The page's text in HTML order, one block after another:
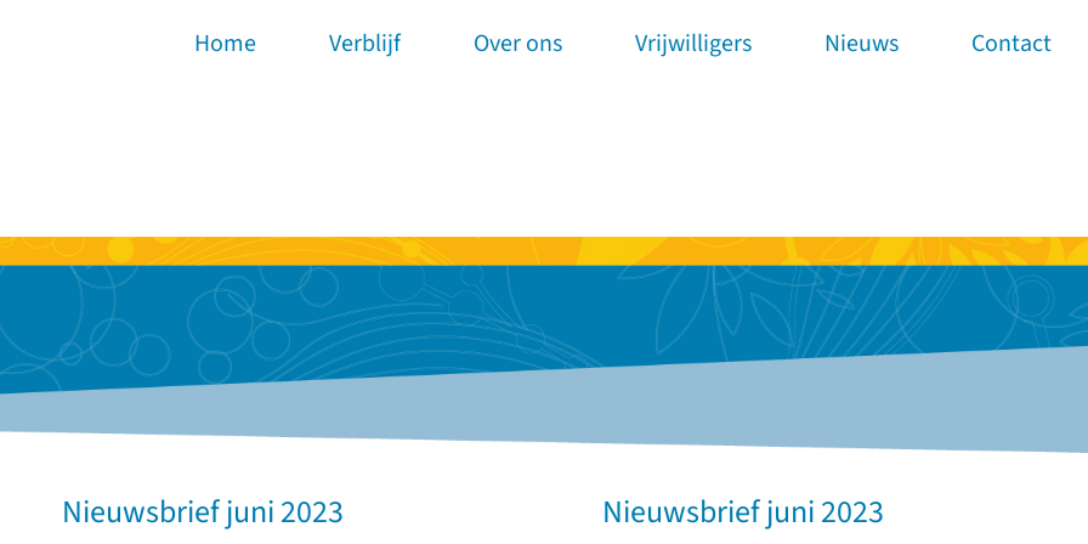
Home Verblijf Over ons Vrijwilligers Nieuws Contact
Nieuwsbrief juni 2023 Nieuwsbrief juni 2023